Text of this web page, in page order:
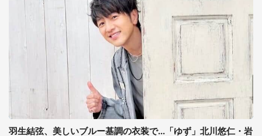
羽生結弦、美しいブルー基調の衣装で...「ゆず」北川悠仁・岩